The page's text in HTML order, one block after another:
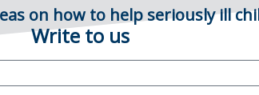
on how to help seriously ill
Write to us